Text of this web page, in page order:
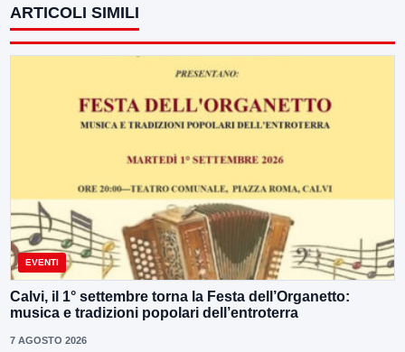
ARTICOLI SIMILI
EVENTI
Calvi, il 1° settembre torna la Festa dell’Organetto:
musica e tradizioni popolari dell’entroterra
7 AGOSTO 2026